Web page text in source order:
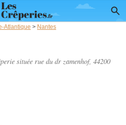
Atlantique > Nantes
située rue du dr zamenhof, 44200